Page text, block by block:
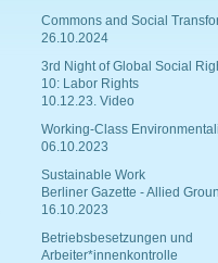
Commons and Social
26.10.2024
3rd Night of Global Social
10: Labor Rights
10.12.23. Video
Working-Class
06.10.2023
Sustainable Work
Berliner Gazette - Allied
16.10.2023
Betriebsbesetzungen und
Arbeiter*innenkontrolle